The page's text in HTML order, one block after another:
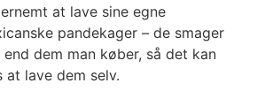
at lave sine egne
pandekager – de smager
dem man køber, så det kan
lave dem selv.